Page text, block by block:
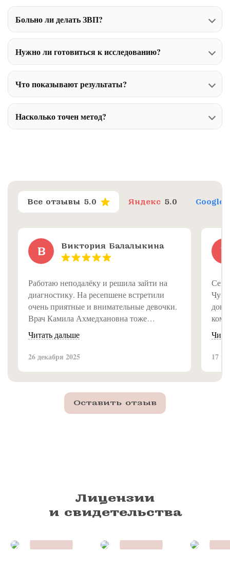
Больно ли делать ЗВП?
Нужно ли готовиться к исследованию?
Что показывают результаты?
Насколько точен метод?
Все отзывы 5.0 Яндекс 5.0 Google
В Виктория Балалыкина
Работаю неподалёку и решила зайти на
диагностику. На ресепшене встретили
очень приятные и внимательные девочки.
Врач Камила Ахмедхановна тоже
замечательная, всё объяснила доступно и
подробно. Впечатление от клиники самое
приятное, рекомендую!
Читать дальше
26 декабря 2025
L
17
Оставить отзыв
Лицензии
и свидетельства